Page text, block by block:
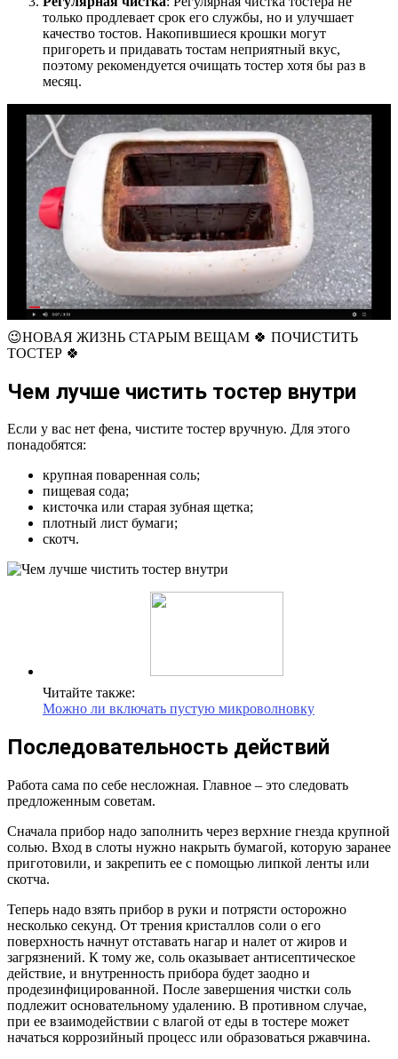
только продлевает срок его службы, но и улучшает
качество тостов. Накопившиеся крошки могут
пригореть и придавать тостам неприятный вкус,
поэтому рекомендуется очищать тостер хотя бы раз в
месяц.
😉НОВАЯ ЖИЗНЬ СТАРЫМ ВЕЩАМ 🍀 ПОЧИСТИТЬ
ТОСТЕР 🍀
Чем лучше чистить тостер внутри
Если у вас нет фена, чистите тостер вручную. Для этого
понадобятся:
крупная поваренная соль;
пищевая сода;
кисточка или старая зубная щетка;
плотный лист бумаги;
скотч.
Читайте также:
Можно ли включать пустую микроволновку
Последовательность действий
Работа сама по себе несложная. Главное – это следовать
предложенным советам.
Сначала прибор надо заполнить через верхние гнезда крупной
солью. Вход в слоты нужно накрыть бумагой, которую заранее
приготовили, и закрепить ее с помощью липкой ленты или
скотча.
Теперь надо взять прибор в руки и потрясти осторожно
несколько секунд. От трения кристаллов соли о его
поверхность начнут отставать нагар и налет от жиров и
загрязнений. К тому же, соль оказывает антисептическое
действие, и внутренность прибора будет заодно и
продезинфицированной. После завершения чистки соль
подлежит основательному удалению. В противном случае,
при ее взаимодействии с влагой от еды в тостере может
начаться коррозийный процесс или образоваться ржавчина.